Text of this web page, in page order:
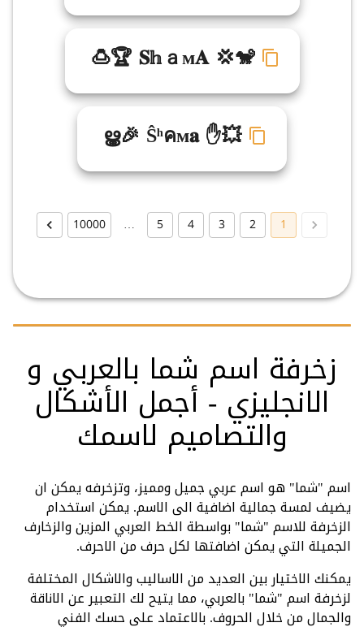
🍮🏆 𝐒𝕙ａм𝐀 💢🐒
ൠ🎉 Ŝʰคм𝐚 ✋💥
1
2
3
4
5
…
10000
زخرفة اسم شما بالعربي و
الانجليزي - أجمل الأشكال
والتصاميم لاسمك
اسم "شما" هو اسم عربي جميل ومميز، وتزخرفه يمكن ان
يضيف لمسة جمالية اضافية الى الاسم. يمكن استخدام
الزخرفة للاسم "شما" بواسطة الخط العربي المزين والزخارف
الجميلة التي يمكن اضافتها لكل حرف من الاحرف.
يمكنك الاختيار بين العديد من الاساليب والاشكال المختلفة
لزخرفة اسم "شما" بالعربي، مما يتيح لك التعبير عن الاناقة
والجمال من خلال الحروف. بالاعتماد على حسك الفني